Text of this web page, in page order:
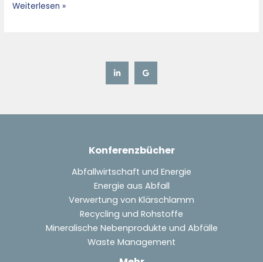
Weiterlesen »
Konferenzbücher
Abfallwirtschaft und Energie
Energie aus Abfall
Verwertung von Klärschlamm
Recycling und Rohstoffe
Mineralische Nebenprodukte und Abfälle
Waste Management